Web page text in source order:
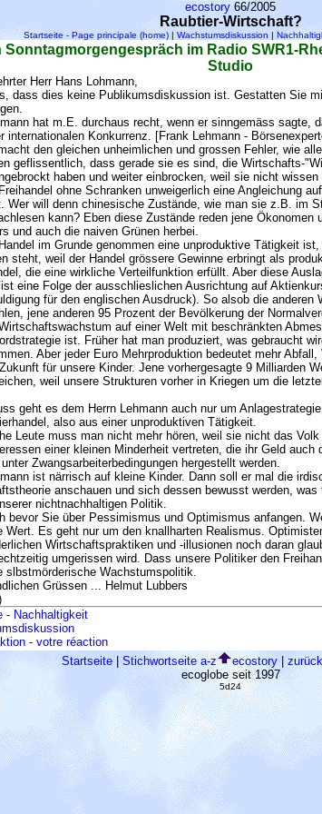
ecostory 66/2005
Raubtier-Wirtschaft?
Startseite - Page principale (home) | Wachstumsdiskussion |
Sonntagmorgengespräch im Radio SWR1-
Studio
Herr Hans Lohmann,
dass dies keine Publikumsdiskussion ist. Gestatten Sie
hat m.E. durchaus recht, wenn er sinngemäss sagte,
internationalen Konkurrenz. [Frank Lehmann -
den gleichen unheimlichen und grossen Fehler, wie
geflissentlich, dass gerade sie es sind, die Wirtschafts-
haben und weiter einbrocken, weil sie nicht wissen
ohne Schranken unweigerlich eine Angleichung
Wer will denn chinesische Zustände, wie man sie z.B. im
kann? Eben diese Zustände reden jene Ökonomen
und auch die naiven Grünen herbei.
im Grunde genommen eine unproduktive Tätigkeit
steht, weil der Handel grössere Gewinne erbringt als
die eine wirkliche Verteilfunktion erfüllt. Aber diese
eine Folge der ausschlieslichen Ausrichtung auf
für den englischen Ausdruck). So alsob die anderen
jene anderen 95 Prozent der Bevölkerung der
auf einer Welt mit beschränkten
ist. Früher hat man produziert, was gebraucht
Aber jeder Euro Mehrproduktion bedeutet mehr Abfall,
für unsere Kinder. Jene vorhergesagte 9 Milliarden
weil unsere Strukturen vorher in Kriegen um die
geht es dem Herrn Lehmann auch nur um
also aus einer unproduktiven Tätigkeit.
Leute muss man nicht mehr hören, weil sie nicht das
einer kleinen Minderheit vertreten, die ihr Geld auch
Zwangsarbeiterbedingungen hergestellt werden.
ist närrisch auf kleine Kinder. Dann soll er mal die
anschauen und sich dessen bewusst werden,
nichtnachhaltigen Politik.
bevor Sie über Pessimismus und Optimismus anfangen.
Wert. Es geht nur um den knallharten Realismus.
Wirtschaftspraktiken und -illusionen noch daran
umgerissen wird. Dass unsere Politiker den
slbstmörderische Wachstumspolitik.
Grüssen ... Helmut Lubbers
- Nachhaltigkeit
- votre réaction
Startseite| Stichwortseite a-z ecostory|
ecoglobe seit 1997
5d24